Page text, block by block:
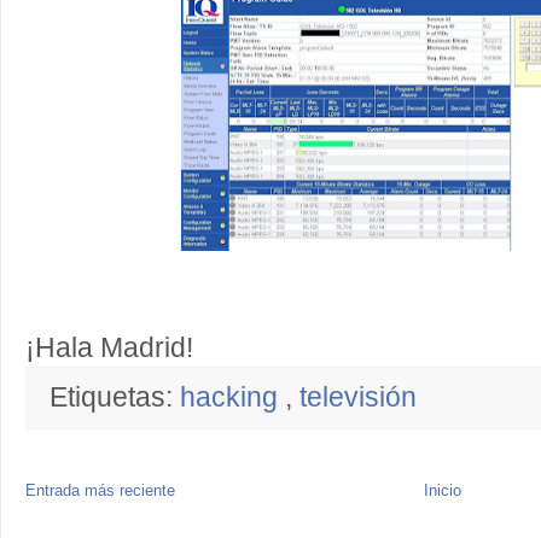
¡Hala Madrid!
Etiquetas: hacking , televisión
Entrada más reciente Inicio